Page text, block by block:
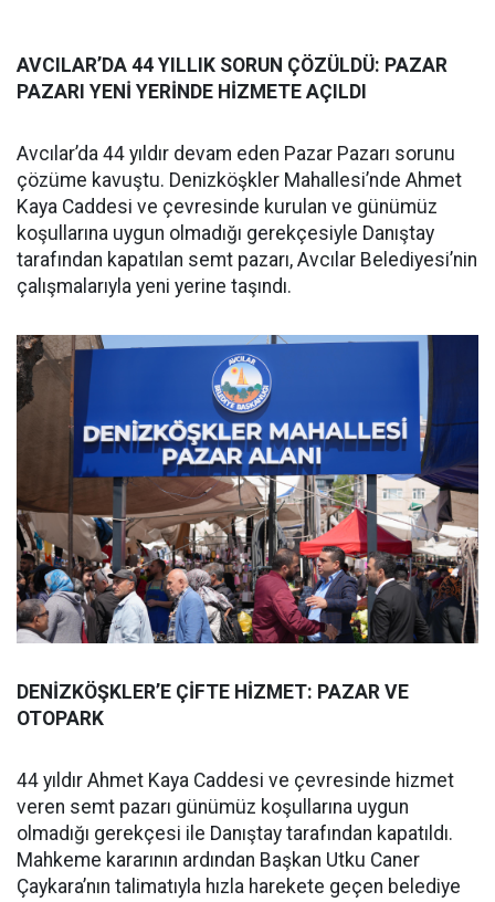
AVCILAR’DA 44 YILLIK SORUN ÇÖZÜLDÜ: PAZAR
PAZARI YENİ YERİNDE HİZMETE AÇILDI
Avcılar’da 44 yıldır devam eden Pazar Pazarı sorunu
çözüme kavuştu. Denizköşkler Mahallesi’nde Ahmet
Kaya Caddesi ve çevresinde kurulan ve günümüz
koşullarına uygun olmadığı gerekçesiyle Danıştay
tarafından kapatılan semt pazarı, Avcılar Belediyesi’nin
çalışmalarıyla yeni yerine taşındı.
DENİZKÖŞKLER’E ÇİFTE HİZMET: PAZAR VE
OTOPARK
44 yıldır Ahmet Kaya Caddesi ve çevresinde hizmet
veren semt pazarı günümüz koşullarına uygun
olmadığı gerekçesi ile Danıştay tarafından kapatıldı.
Mahkeme kararının ardından Başkan Utku Caner
Çaykara’nın talimatıyla hızla harekete geçen belediye